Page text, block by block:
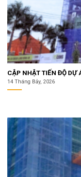
CẬP NHẬT TIẾN ĐỘ
14 Tháng Bảy, 2026